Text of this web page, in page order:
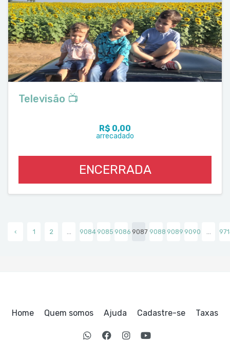
Televisão 📺
R$ 0,00
arrecadado
ENCERRADA
‹ 1 2 ... 9084 9085 9086 9087 9088 9089 9090 ...
Home Quem somos Ajuda Cadastre-se Taxas